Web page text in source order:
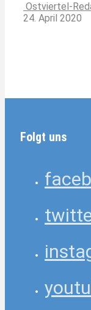
Ostviertel-
24. April 2020
Folgt uns